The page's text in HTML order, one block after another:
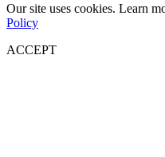
Our site uses cookies. Learn
Policy
ACCEPT